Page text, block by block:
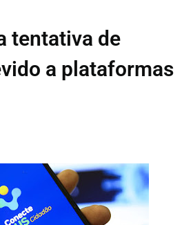
tentativa de
a plataformas